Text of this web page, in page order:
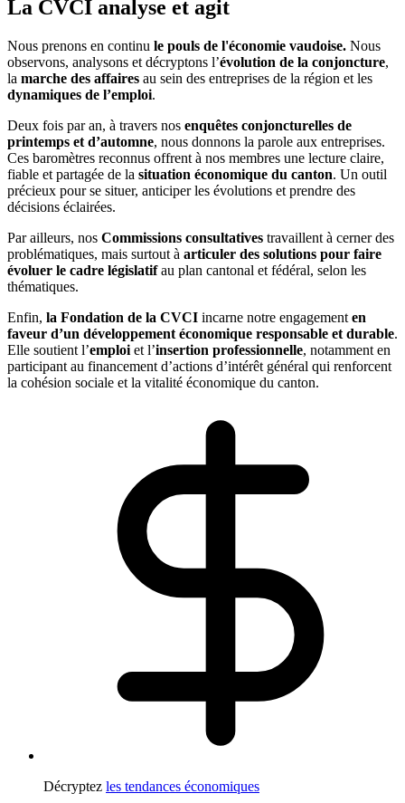
La CVCI analyse et agit
Nous prenons en continu le pouls de l'économie vaudoise. Nous
observons, analysons et décryp­tons l’évolution de la conjoncture,
la marche des affaires au sein des entreprises de la région et les
dynamiques de l’emploi.
Deux fois par an, à travers nos enquêtes conjoncturelles de
printemps et d’automne, nous donnons la parole aux entreprises.
Ces baromètres reconnus offrent à nos membres une lecture claire,
fiable et partagée de la situation économique du canton. Un outil
précieux pour se situer, anticiper les évolutions et prendre des
décisions éclairées.
Par ailleurs, nos Commissions consultatives travaillent à cerner des
problématiques, mais surtout à articuler des solutions pour faire
évoluer le cadre législatifau plan cantonal et fédéral, selon les
thématiques.
Enfin, la Fondation de la CVCI incarne notre engagement en
faveur d’un développement économique responsable et durable.
Elle soutient l’emploi et l’insertion professionnelle, notamment en
participant au financement d’actions d’intérêt général qui renforcent
la cohésion sociale et la vitalité économique du canton.
Décryptez les tendances économiques